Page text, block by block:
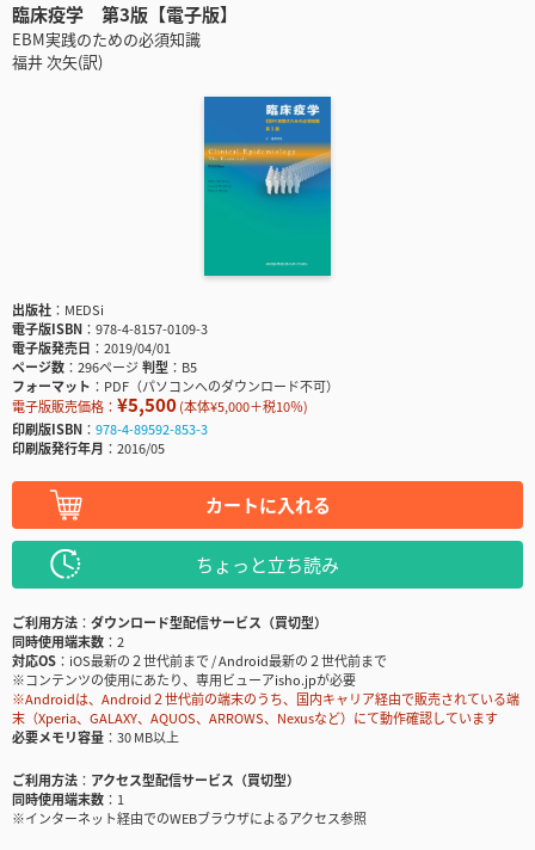
臨床疫学 第3版【電子版】
EBM実践のための必須知識
福井 次矢(訳)
出版社
MEDSi
電子版ISBN
978-4-8157-0109-3
電子版発売日
2019/04/01
ページ数
296ページ判型
B5
フォーマット
PDF（パソコンへのダウンロード不可）
電子版販売価格： ¥5,500(本体¥5,000＋税10％)
印刷版ISBN
978-4-89592-853-3
印刷版発行年月
2016/05
カートに入れる
ちょっと立ち読み
ご利用方法
ダウンロード型配信サービス（買切型）
同時使用端末数
2
対応OS
iOS最新の２世代前まで / Android最新の２世代前まで
※コンテンツの使用にあたり、専用ビューアisho.jpが必要
※Androidは、Android２世代前の端末のうち、国内キャリア経由で販売されている端
末（Xperia、GALAXY、AQUOS、ARROWS、Nexusなど）にて動作確認しています
必要メモリ容量
30 MB以上
ご利用方法
アクセス型配信サービス（買切型）
同時使用端末数
1
※インターネット経由でのWEBブラウザによるアクセス参照